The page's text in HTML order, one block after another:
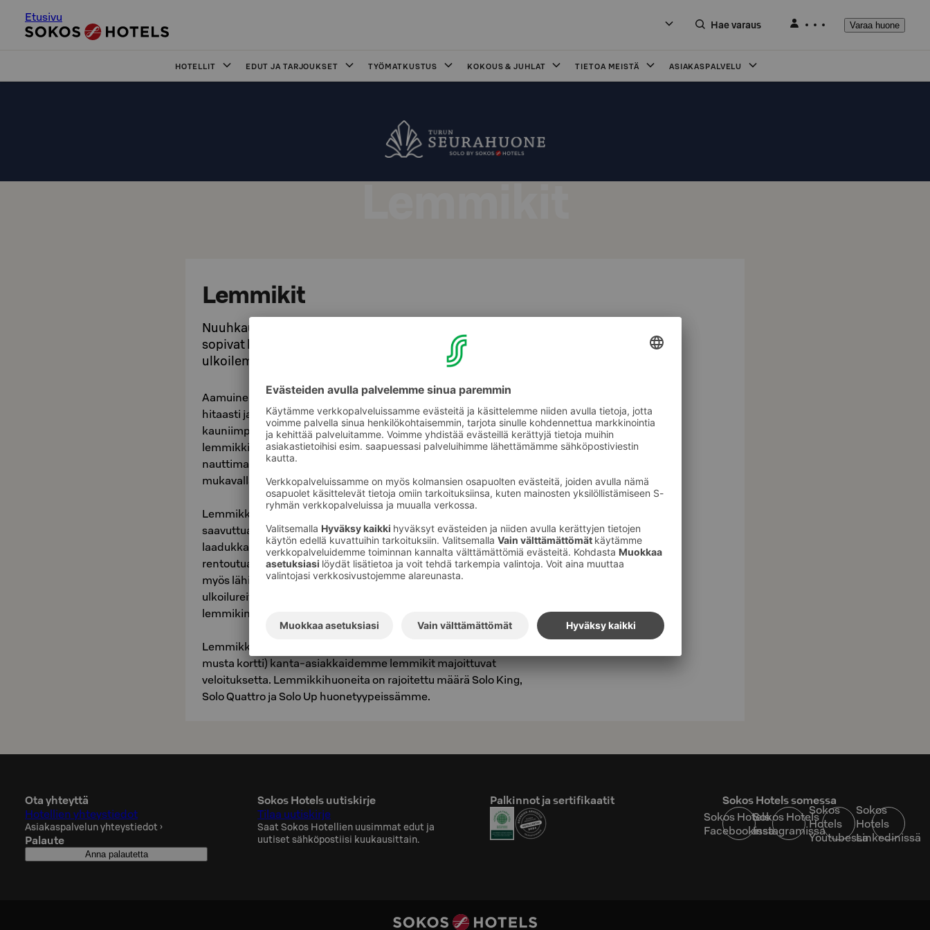
Etusivu
Hae varaus Varaa huone
HOTELLIT EDUT JA TARJOUKSET TYÖMATKUSTUS KOKOUS & JUHLAT TIETOA MEISTÄ ASIAKASPALVELU
Lemmikit
Lemmikit
Nuuhkaus ja sievä hännän heilautus tervehdykseksi. Olemme valinneet lemmikeille
sopivat huoneet siten, että niistä on mahdollisimman helppo ja lyhyt reitti lähteä
ulkoilemaan ja nauttimaan kaupungista.
Aamuinen kaupunki herää verkkaisesti yönjäljiltä, Aurajoki virtaa
hitaasti ja välkehtien auringon ensisäteistä. Mikä olisikaan
kauniimpi aamulenkki, kuin kierros jokirannassa yhdessä
lemmikkisi kanssa. Lenkin jälkeen lemmikin on mukava jäädä
nauttimaan herkuista hotellihuoneen rauhaan ja levähtää hetki
mukavalla pedillä.
Lemmikkiystävämme pääsevät nauttimaan herkuista, vaikka heti
saavuttuaan, sillä heidän oma tervetuliaispaketti sisältää
laadukkaita herkuttelutuotteita. Haluamme, että voitte yhdessä
rentoutua ja nauttia lomastanne, joten tervetulopaketti sisältää
myös lähialueen kartan sekä kerromme mielellämme
ulkoilureittiehdotuksia ja autamme löytämään vaihtoehtoja
lemmikin kanssa yhteiseen tekemiseen Turussa.
Lemmikkihuoneen lisämaksu on 15€/vrk ja S-Card (punainen tai
musta kortti) kanta-asiakkaidemme lemmikit majoittuvat
veloituksetta. Lemmikkihuoneita on rajoitettu määrä Solo King,
Solo Quattro ja Solo Up huonetyypeissämme.
Ota yhteyttä
Hotellien yhteystiedot
Asiakaspalvelun yhteystiedot ›
Palaute
Anna palautetta
Sokos Hotels uutiskirje
Tilaa uutiskirje
Saat Sokos Hotellien uusimmat edut ja
uutiset sähköpostiisi kuukausittain.
Palkinnot ja sertifikaatit
Sokos Hotels somessa
Sokos Hotels
Facebookissa
Sokos Hotels
Instagramissa
Sokos
Hotels
Youtubessa
Sokos
Hotels
Linkedinissä